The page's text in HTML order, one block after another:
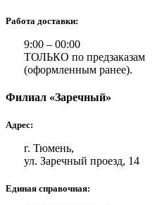
Работа доставки:
9:00 – 00:00
ТОЛЬКО по предзаказам
(оформленным ранее).
Филиал «Заречный»
Адрес:
г. Тюмень,
ул. Заречный проезд, 14
Единая справочная: